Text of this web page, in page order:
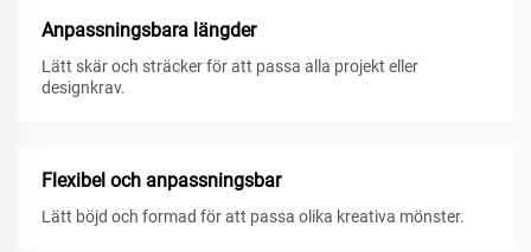
Anpassningsbara längder
Lätt skär och sträcker för att passa alla projekt eller
designkrav.
Flexibel och anpassningsbar
Lätt böjd och formad för att passa olika kreativa mönster.